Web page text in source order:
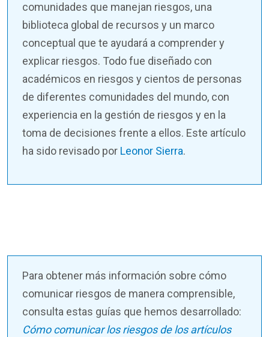
comunidades que manejan riesgos, una
biblioteca global de recursos y un marco
conceptual que te ayudará a comprender y
explicar riesgos. Todo fue diseñado con
académicos en riesgos y cientos de personas
de diferentes comunidades del mundo, con
experiencia en la gestión de riesgos y en la
toma de decisiones frente a ellos. Este artículo
ha sido revisado por Leonor Sierra.
Para obtener más información sobre cómo
comunicar riesgos de manera comprensible,
consulta estas guías que hemos desarrollado:
Cómo comunicar los riesgos de los artículos